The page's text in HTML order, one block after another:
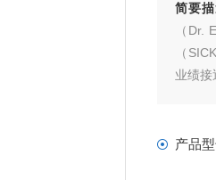
简要描
（Dr.
（
业绩接
产品型